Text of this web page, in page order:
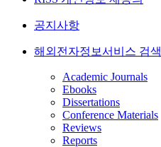
공지사항
해외전자정보서비스 검색
Academic Journals
Ebooks
Dissertations
Conference Materials
Reviews
Reports